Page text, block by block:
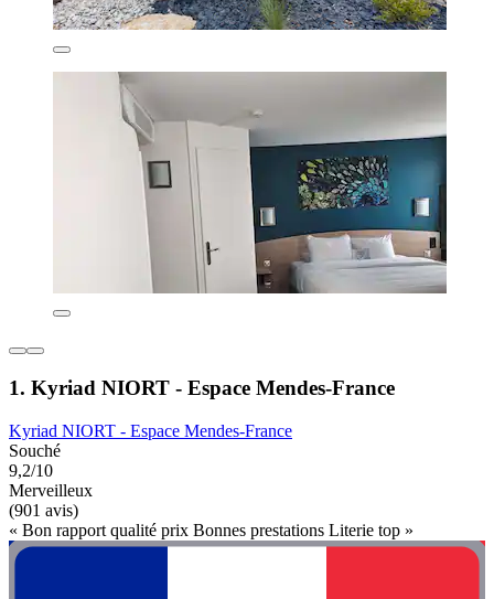
1. Kyriad NIORT - Espace Mendes-France
Kyriad NIORT - Espace Mendes-France
Souché
9,2/10
Merveilleux
(901 avis)
« Bon rapport qualité prix Bonnes prestations Literie top »